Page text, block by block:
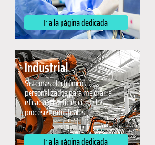
Ir a la página dedicada
Industrial
Sistemas electrónicos
personalizados para mejorar la
eficacia y la eficiencia de los
procesos industriales.
Ir a la página dedicada